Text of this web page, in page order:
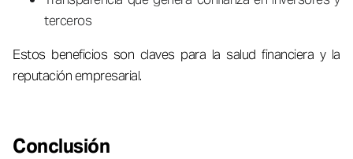
terceros
Estos beneficios son claves para la salud financiera y la
reputación empresarial.
Conclusión